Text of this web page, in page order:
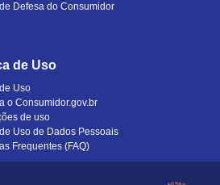
Defesa do Consumidor
de Uso
Uso
o Consumidor.gov.br
de uso
Uso de Dados Pessoais
Frequentes (FAQ)